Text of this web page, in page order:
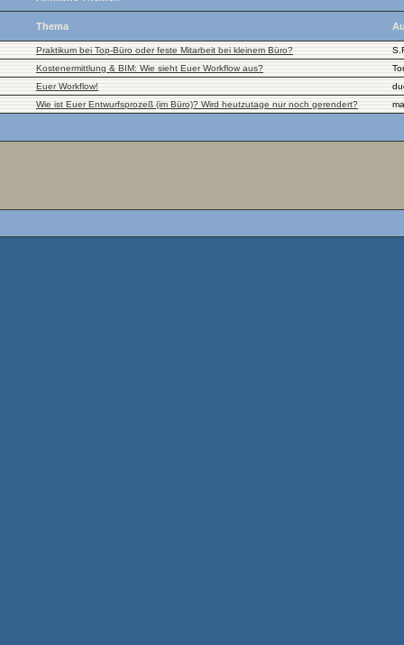
Thema
Praktikum bei Top-Büro oder feste Mitarbeit bei kleinem Büro?
Kostenermittlung & BIM: Wie sieht Euer Workflow aus?
Euer Workflow!
Wie ist Euer Entwurfsprozeß (im Büro)? Wird heutzutage nur noch gerendert?